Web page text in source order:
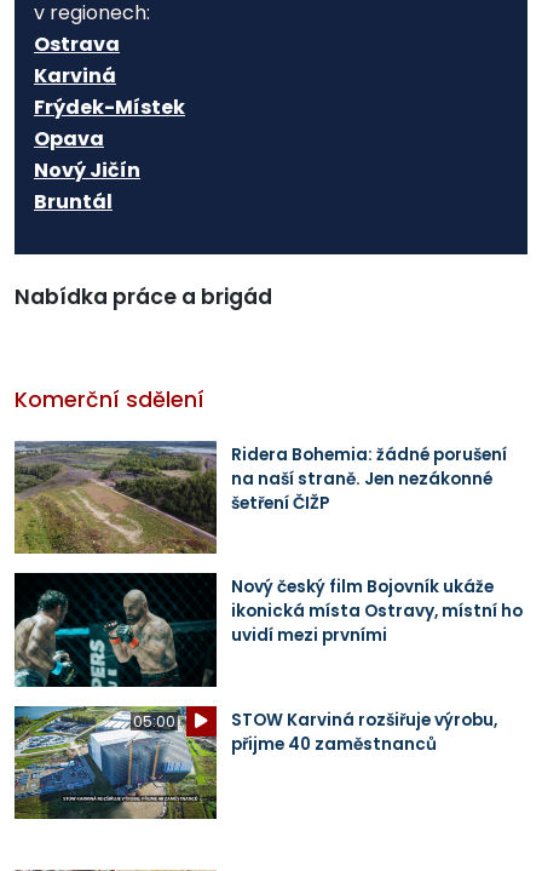
v regionech:
Ostrava
Karviná
Frýdek-Místek
Opava
Nový Jičín
Bruntál
Nabídka práce a brigád
Komerční sdělení
Ridera Bohemia: žádné porušení
na naší straně. Jen nezákonné
šetření ČIŽP
Nový český film Bojovník ukáže
ikonická místa Ostravy, místní ho
uvidí mezi prvními
05:00
STOW Karviná rozšiřuje výrobu,
přijme 40 zaměstnanců